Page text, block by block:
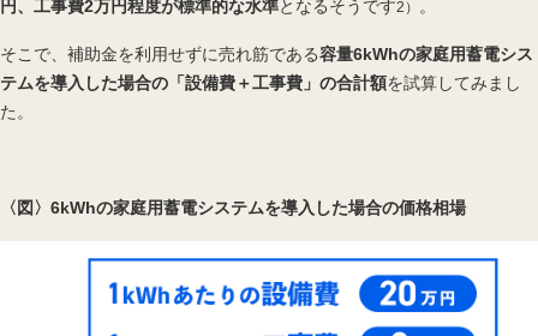
円、工事費2万円程度が標準的な水準となるそうです2） 。
そこで、補助金を利用せずに売れ筋である容量6kWhの家庭用蓄電シス
テムを導入した場合の「設備費＋工事費」の合計額を試算してみまし
た。
〈図〉6kWhの家庭用蓄電システムを導入した場合の価格相場